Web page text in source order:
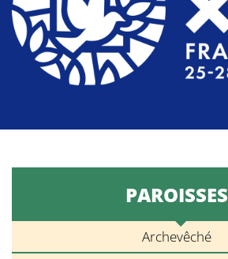
PAROISSES
Archevêché